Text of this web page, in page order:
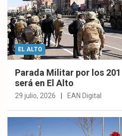
EL ALTO
Parada Militar por los 201
será en El Alto
29 julio, 2026 EAN Digital